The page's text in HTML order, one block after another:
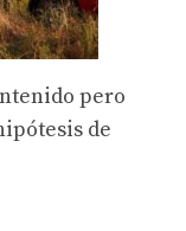
pero
de